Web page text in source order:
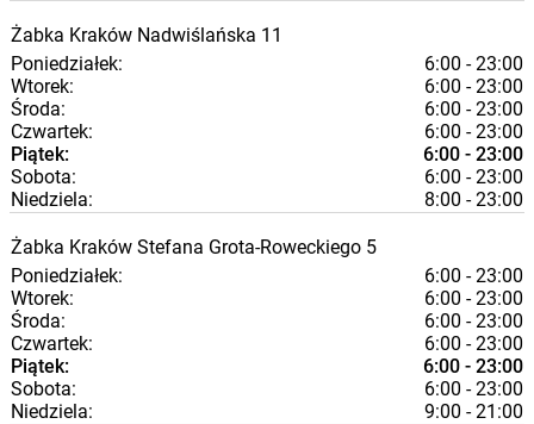
Żabka Kraków Nadwiślańska 11
Poniedziałek:
6:00 - 23:00
Wtorek:
6:00 - 23:00
Środa:
6:00 - 23:00
Czwartek:
6:00 - 23:00
Piątek:
6:00 - 23:00
Sobota:
6:00 - 23:00
Niedziela:
8:00 - 23:00
Żabka Kraków Stefana Grota-Roweckiego 5
Poniedziałek:
6:00 - 23:00
Wtorek:
6:00 - 23:00
Środa:
6:00 - 23:00
Czwartek:
6:00 - 23:00
Piątek:
6:00 - 23:00
Sobota:
6:00 - 23:00
Niedziela:
9:00 - 21:00